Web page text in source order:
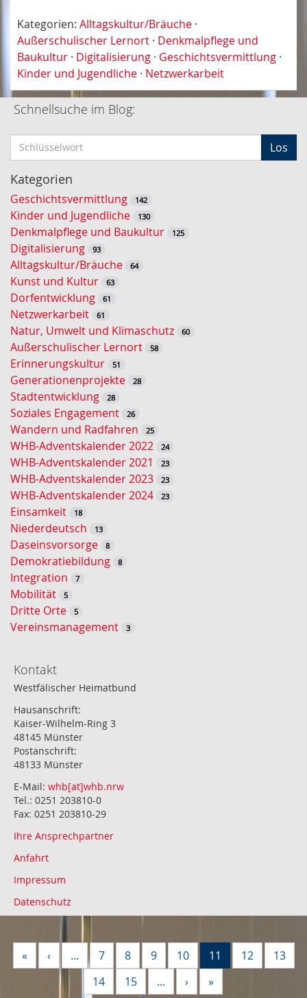
Kategorien: Alltagskultur/Bräuche ·
Außerschulischer Lernort · Denkmalpflege und
Baukultur · Digitalisierung · Geschichtsvermittlung ·
Kinder und Jugendliche · Netzwerkarbeit
Schnellsuche im Blog:
c
h
ü
s
s
e
l
w
o
r
t
-
S
u
c
h
e
Los
Kategorien
Geschichtsvermittlung 142
Kinder und Jugendliche 130
Denkmalpflege und Baukultur 125
Digitalisierung 93
Alltagskultur/Bräuche 64
Kunst und Kultur 63
Dorfentwicklung 61
Netzwerkarbeit 61
Natur, Umwelt und Klimaschutz 60
Außerschulischer Lernort 58
Erinnerungskultur 51
Generationenprojekte 28
Stadtentwicklung 28
Soziales Engagement 26
Wandern und Radfahren 25
WHB-Adventskalender 2022 24
WHB-Adventskalender 2021 23
WHB-Adventskalender 2023 23
WHB-Adventskalender 2024 23
Einsamkeit 18
Niederdeutsch 13
Daseinsvorsorge 8
Demokratiebildung 8
Integration 7
Mobilität 5
Dritte Orte 5
Vereinsmanagement 3
Kontakt
Westfälischer Heimatbund
Hausanschrift:
Kaiser-Wilhelm-Ring 3
48145 Münster
Postanschrift:
48133 Münster
E-Mail: whb[at]whb.nrw
Tel.: 0251 203810-0
Fax: 0251 203810-29
Ihre Ansprechpartner
Anfahrt
Impressum
Datenschutz
« ‹ ... 7 8 9 10 11 12
13
14
15 ... › »